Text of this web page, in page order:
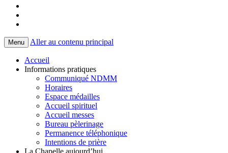
Menu Aller au contenu principal
Accueil
Informations pratiques
Communiqué NDMM
Horaires
Espace médailles
Accueil spirituel
Accueil messes
Bureau pèlerinage
Permanence téléphonique
Intentions de prière
La Chapelle aujourd’hui